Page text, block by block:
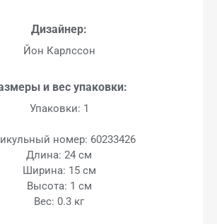
Дизайнер:
Йон Карлссон
и вес упаковки:
Упаковки: 1
номер: 60233426
Длина: 24 см
Ширина: 15 см
Высота: 1 см
Вес: 0.3 кг